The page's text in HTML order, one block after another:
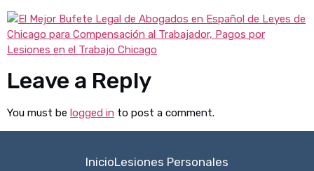
Leave a Reply
You must be logged in to post a comment.
InicioLesiones Personales